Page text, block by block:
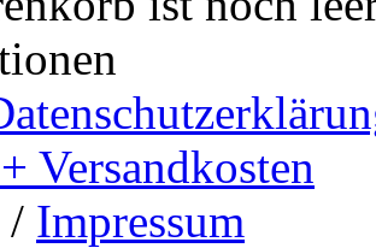
Versandkosten
/ Impressum